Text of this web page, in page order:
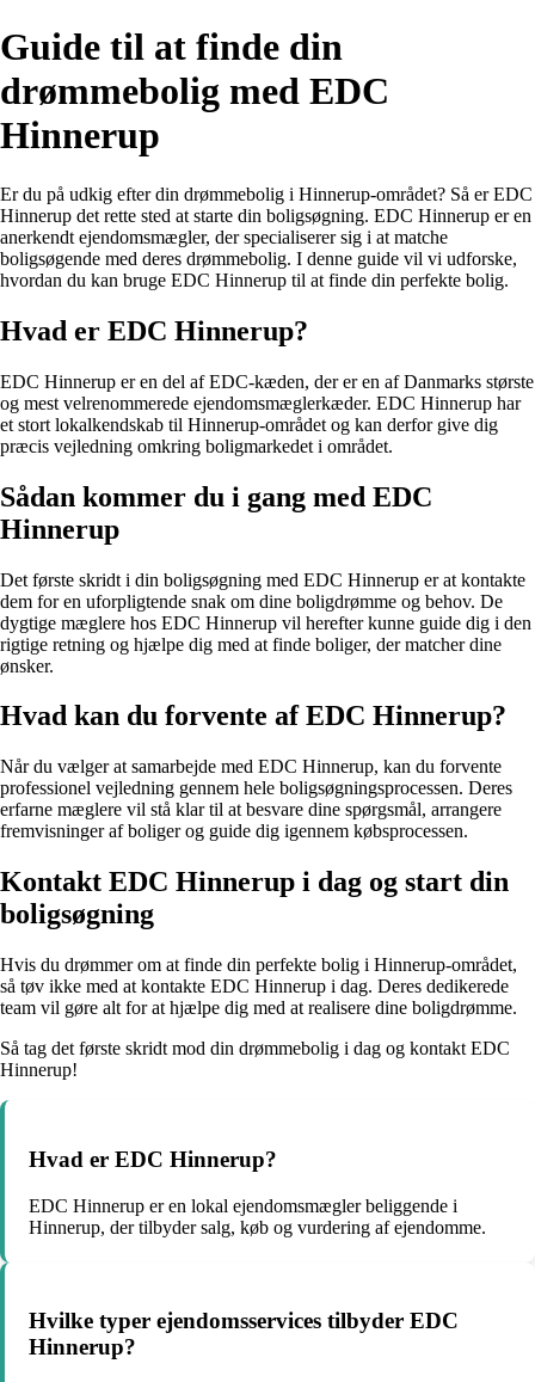
Guide til at finde din
drømmebolig med EDC
Hinnerup
Er du på udkig efter din drømmebolig i Hinnerup-området? Så er EDC
Hinnerup det rette sted at starte din boligsøgning. EDC Hinnerup er en
anerkendt ejendomsmægler, der specialiserer sig i at matche
boligsøgende med deres drømmebolig. I denne guide vil vi udforske,
hvordan du kan bruge EDC Hinnerup til at finde din perfekte bolig.
Hvad er EDC Hinnerup?
EDC Hinnerup er en del af EDC-kæden, der er en af Danmarks største
og mest velrenommerede ejendomsmæglerkæder. EDC Hinnerup har
et stort lokalkendskab til Hinnerup-området og kan derfor give dig
præcis vejledning omkring boligmarkedet i området.
Sådan kommer du i gang med EDC
Hinnerup
Det første skridt i din boligsøgning med EDC Hinnerup er at kontakte
dem for en uforpligtende snak om dine boligdrømme og behov. De
dygtige mæglere hos EDC Hinnerup vil herefter kunne guide dig i den
rigtige retning og hjælpe dig med at finde boliger, der matcher dine
ønsker.
Hvad kan du forvente af EDC Hinnerup?
Når du vælger at samarbejde med EDC Hinnerup, kan du forvente
professionel vejledning gennem hele boligsøgningsprocessen. Deres
erfarne mæglere vil stå klar til at besvare dine spørgsmål, arrangere
fremvisninger af boliger og guide dig igennem købsprocessen.
Kontakt EDC Hinnerup i dag og start din
boligsøgning
Hvis du drømmer om at finde din perfekte bolig i Hinnerup-området,
så tøv ikke med at kontakte EDC Hinnerup i dag. Deres dedikerede
team vil gøre alt for at hjælpe dig med at realisere dine boligdrømme.
Så tag det første skridt mod din drømmebolig i dag og kontakt EDC
Hinnerup!
Hvad er EDC Hinnerup?
EDC Hinnerup er en lokal ejendomsmægler beliggende i
Hinnerup, der tilbyder salg, køb og vurdering af ejendomme.
Hvilke typer ejendomsservices tilbyder EDC
Hinnerup?